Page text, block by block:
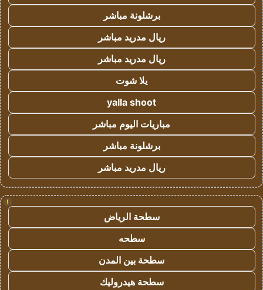
برشلونة مباشر
ريال مدريد مباشر
ريال مدريد مباشر
يلا شوت
yalla shoot
مباريات اليوم مباشر
برشلونة مباشر
ريال مدريد مباشر
!
سطحة الرياض
سطحه
سطحة بين المدن
سطحة هيدروليك